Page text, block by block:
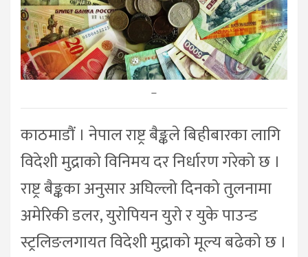
–
काठमाडौं । नेपाल राष्ट्र बैङ्कले बिहीबारका लागि
विदेशी मुद्राको विनिमय दर निर्धारण गरेको छ ।
राष्ट्र बैङ्कका अनुसार अघिल्लो दिनको तुलनामा
अमेरिकी डलर, युरोपियन युरो र युके पाउन्ड
स्ट्रलिङलगायत विदेशी मुद्राको मूल्य बढेको छ ।